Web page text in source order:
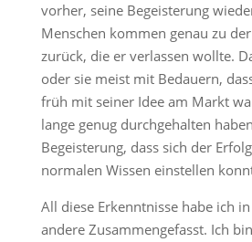
vorher, seine Begeisterung
Menschen kommen genau zu
zurück, die er verlassen wollte.
oder sie meist mit Bedauern,
früh mit seiner Idee am Markt
lange genug durchgehalten
Begeisterung, dass sich der
normalen Wissen einstellen
All diese Erkenntnisse habe ich
andere Zusammengefasst. Ich